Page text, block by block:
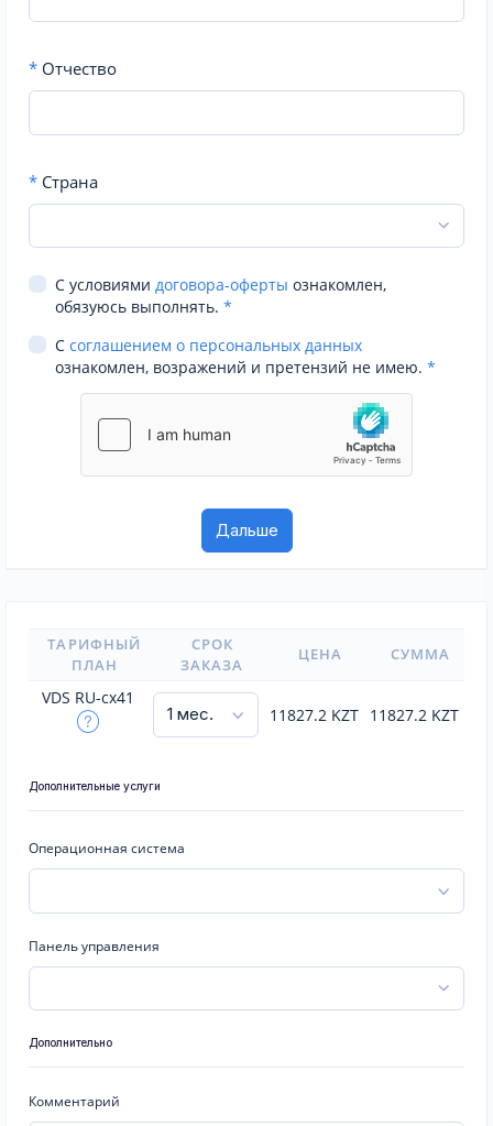
* Отчество
* Страна
С условиями договора-оферты ознакомлен,
обязуюсь выполнять. *
С соглашением о персональных данных
ознакомлен, возражений и претензий не имею. *
ТАРИФНЫЙ
ПЛАН
СРОК
ЗАКАЗА
ЦЕНА СУММА
VDS RU-cx41
11827.2 KZT 11827.2 KZT
Дополнительные услуги
Операционная система
Панель управления
Дополнительно
Комментарий